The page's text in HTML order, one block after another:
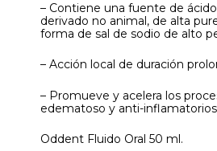
– Contiene una fuente de
derivado no animal, de alta
forma de sal de sodio de alto
– Acción local de duración
– Promueve y acelera los
edematoso y anti-
Oddent Fluido Oral 50 ml.